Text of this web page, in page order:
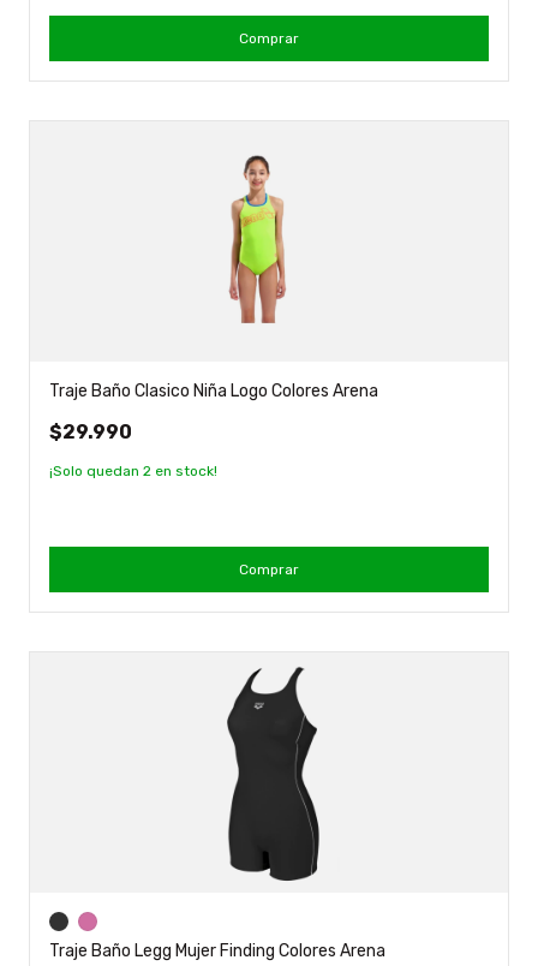
Comprar
Traje Baño Clasico Niña Logo Colores Arena
$29.990
¡Solo quedan 2 en stock!
Comprar
Traje Baño Legg Mujer Finding Colores Arena